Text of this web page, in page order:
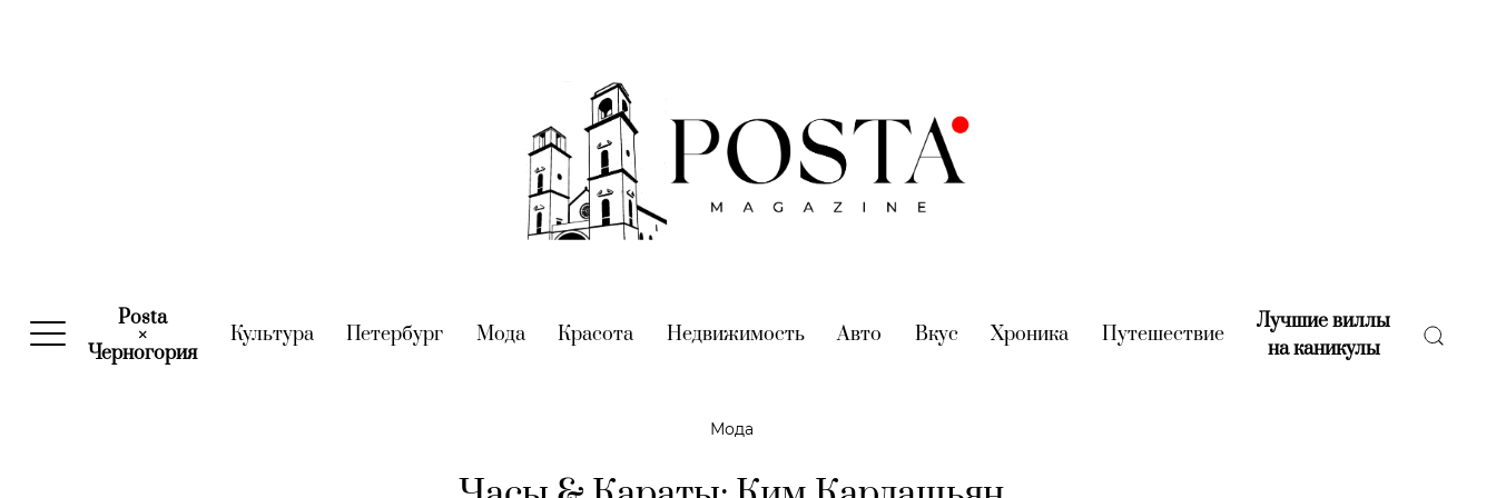
Posta
×
Черногория(current)
Культура(current)
Петербург (current)
Мода(current)
Красота (current)
Недвижимость(current)
Авто (current)
Вкус (current)
Хроника (current)
Путешествие(current)
Лучшие виллы
на каникулы(current)
Мода